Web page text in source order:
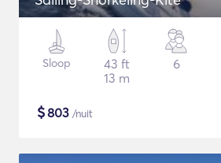
Sloop
43 ft
13 m
6
$803 /nuit